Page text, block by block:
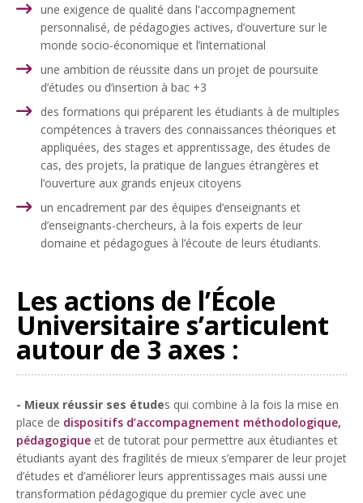
une exigence de qualité dans l'accompagnement
personnalisé, de pédagogies actives, d’ouverture sur le
monde socio-économique et l’international
une ambition de réussite dans un projet de poursuite
d’études ou d’insertion à bac +3
des formations qui préparent les étudiants à de multiples
compétences à travers des connaissances théoriques et
appliquées, des stages et apprentissage, des études de
cas, des projets, la pratique de langues étrangères et
l’ouverture aux grands enjeux citoyens
un encadrement par des équipes d’enseignants et
d’enseignants-chercheurs, à la fois experts de leur
domaine et pédagogues à l’écoute de leurs étudiants.
Les actions de l’École
Universitaire s’articulent
autour de 3 axes :
- Mieux réussir ses études qui combine à la fois la mise en
place de dispositifs d’accompagnement méthodologique,
pédagogique et de tutorat pour permettre aux étudiantes et
étudiants ayant des fragilités de mieux s’emparer de leur projet
d’études et d’améliorer leurs apprentissages mais aussi une
transformation pédagogique du premier cycle avec une